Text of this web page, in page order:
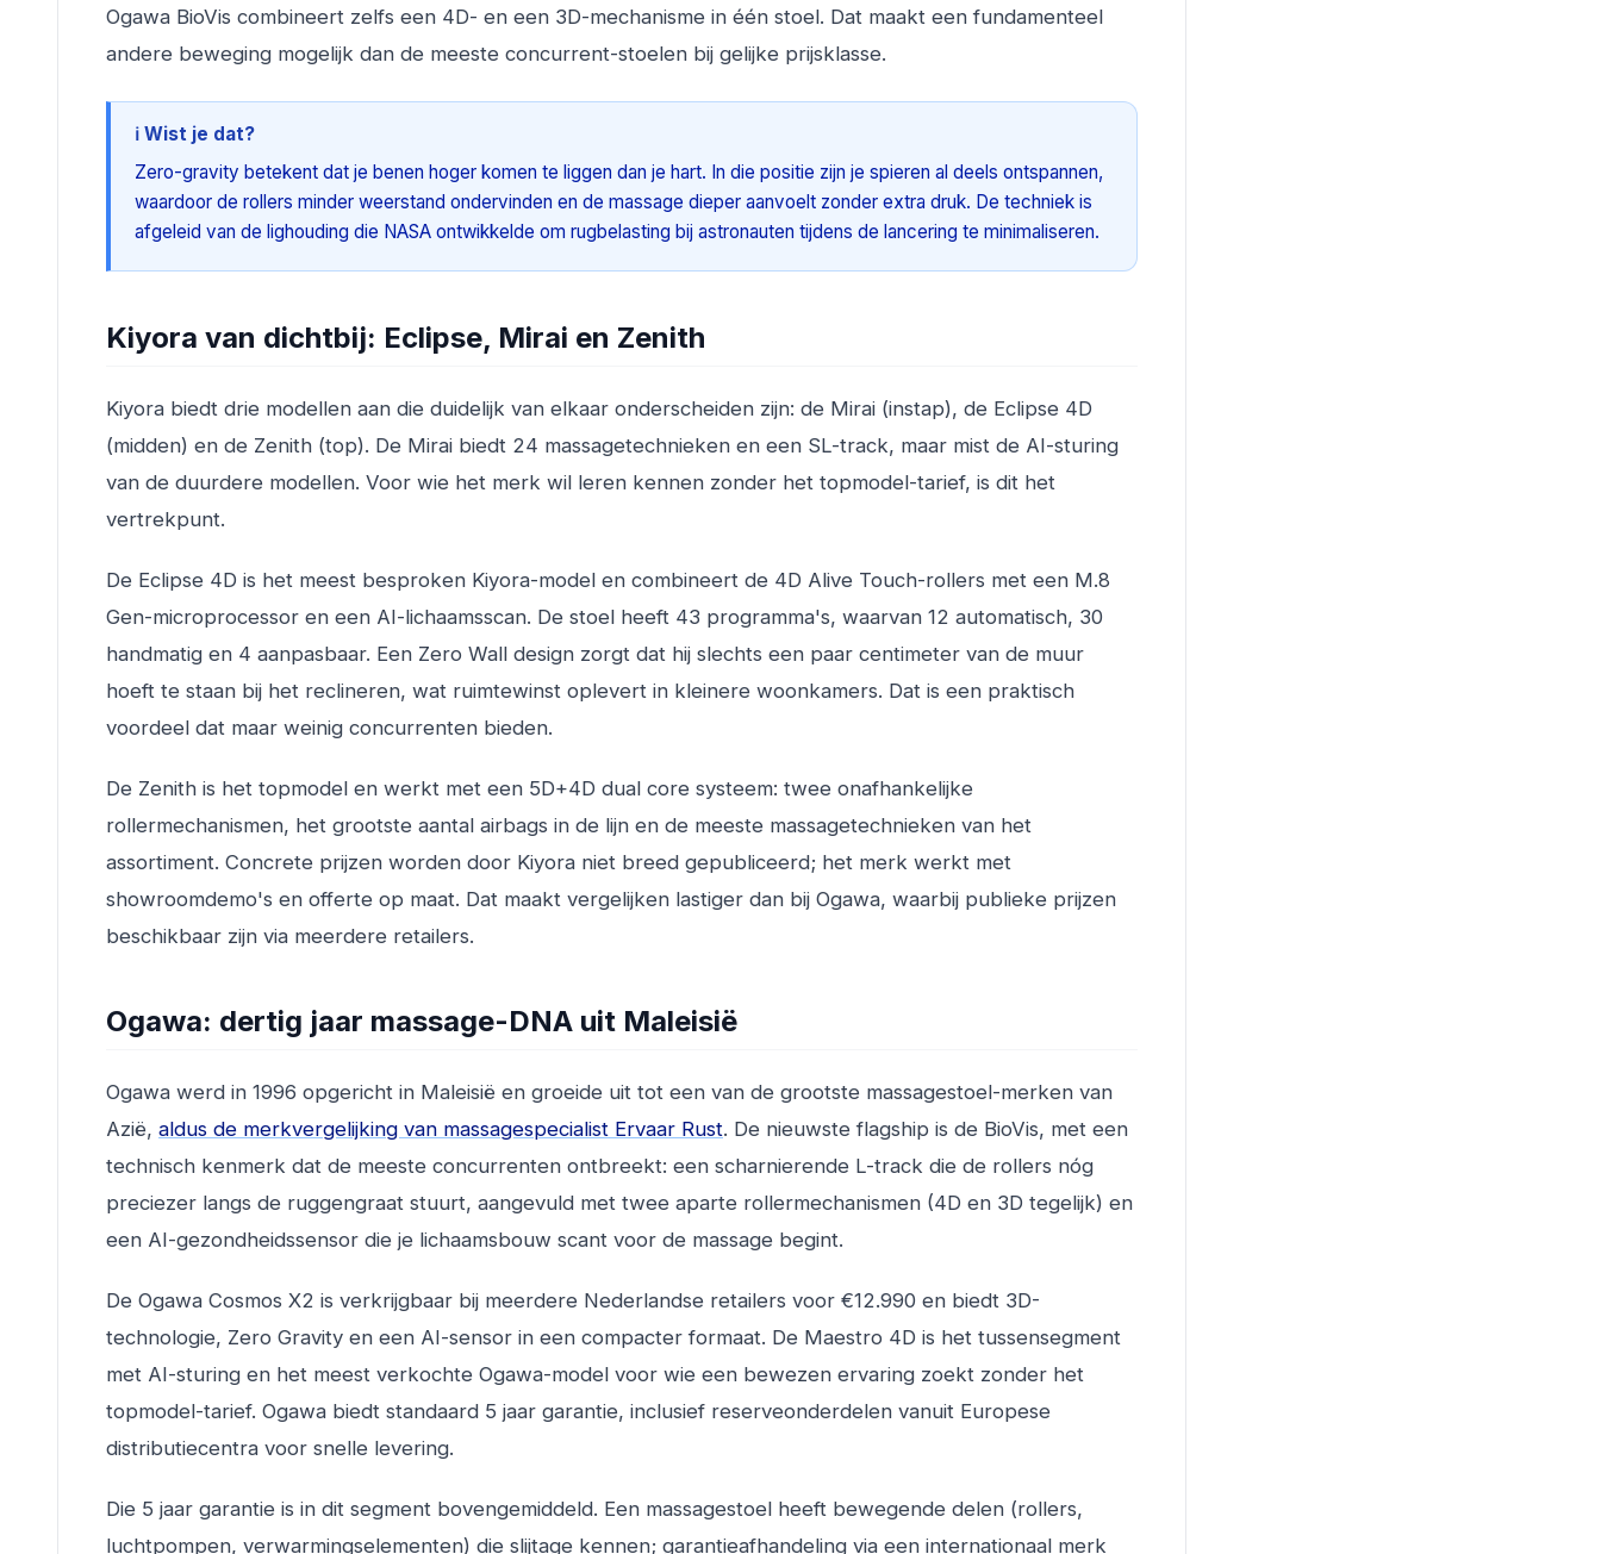
Ogawa BioVis combineert zelfs een 4D- en een 3D-mechanisme in één stoel. Dat maakt een fundamenteel
andere beweging mogelijk dan de meeste concurrent-stoelen bij gelijke prijsklasse.
ℹ️ Wist je dat?
Zero-gravity betekent dat je benen hoger komen te liggen dan je hart. In die positie zijn je spieren al deels ontspannen,
waardoor de rollers minder weerstand ondervinden en de massage dieper aanvoelt zonder extra druk. De techniek is
afgeleid van de lighouding die NASA ontwikkelde om rugbelasting bij astronauten tijdens de lancering te minimaliseren.
Kiyora van dichtbij: Eclipse, Mirai en Zenith
Kiyora biedt drie modellen aan die duidelijk van elkaar onderscheiden zijn: de Mirai (instap), de Eclipse 4D
(midden) en de Zenith (top). De Mirai biedt 24 massagetechnieken en een SL-track, maar mist de AI-sturing
van de duurdere modellen. Voor wie het merk wil leren kennen zonder het topmodel-tarief, is dit het
vertrekpunt.
De Eclipse 4D is het meest besproken Kiyora-model en combineert de 4D Alive Touch-rollers met een M.8
Gen-microprocessor en een AI-lichaamsscan. De stoel heeft 43 programma's, waarvan 12 automatisch, 30
handmatig en 4 aanpasbaar. Een Zero Wall design zorgt dat hij slechts een paar centimeter van de muur
hoeft te staan bij het reclineren, wat ruimtewinst oplevert in kleinere woonkamers. Dat is een praktisch
voordeel dat maar weinig concurrenten bieden.
De Zenith is het topmodel en werkt met een 5D+4D dual core systeem: twee onafhankelijke
rollermechanismen, het grootste aantal airbags in de lijn en de meeste massagetechnieken van het
assortiment. Concrete prijzen worden door Kiyora niet breed gepubliceerd; het merk werkt met
showroomdemo's en offerte op maat. Dat maakt vergelijken lastiger dan bij Ogawa, waarbij publieke prijzen
beschikbaar zijn via meerdere retailers.
Ogawa: dertig jaar massage-DNA uit Maleisië
Ogawa werd in 1996 opgericht in Maleisië en groeide uit tot een van de grootste massagestoel-merken van
Azië, aldus de merkvergelijking van massagespecialist Ervaar Rust. De nieuwste flagship is de BioVis, met een
technisch kenmerk dat de meeste concurrenten ontbreekt: een scharnierende L-track die de rollers nóg
preciezer langs de ruggengraat stuurt, aangevuld met twee aparte rollermechanismen (4D en 3D tegelijk) en
een AI-gezondheidssensor die je lichaamsbouw scant voor de massage begint.
De Ogawa Cosmos X2 is verkrijgbaar bij meerdere Nederlandse retailers voor €12.990 en biedt 3D-
technologie, Zero Gravity en een AI-sensor in een compacter formaat. De Maestro 4D is het tussensegment
met AI-sturing en het meest verkochte Ogawa-model voor wie een bewezen ervaring zoekt zonder het
topmodel-tarief. Ogawa biedt standaard 5 jaar garantie, inclusief reserveonderdelen vanuit Europese
distributiecentra voor snelle levering.
Die 5 jaar garantie is in dit segment bovengemiddeld. Een massagestoel heeft bewegende delen (rollers,
luchtpompen, verwarmingselementen) die slijtage kennen; garantieafhandeling via een internationaal merk